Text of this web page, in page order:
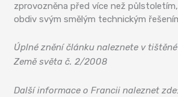
zprovozněna před více než
obdiv svým smělým technickým
Úplné znění článku naleznete v
Země světa č. 2/2008
Další informace o Francii naleznet zde: